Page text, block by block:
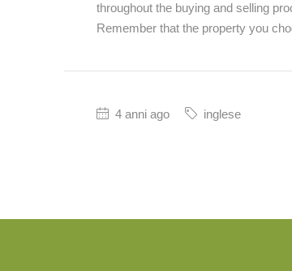
throughout the buying and selling
Remember that the property you
4 anni ago inglese